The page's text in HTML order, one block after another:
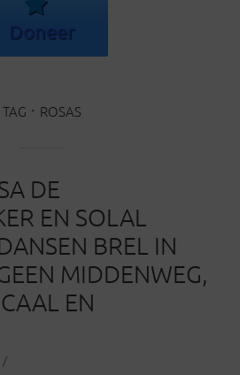
Doneer
TAG ROSAS
DE
EN SOLAL
BREL IN
MIDDENWEG,
EN